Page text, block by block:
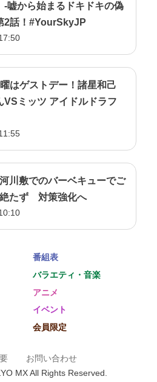
-嘘から始まるドキドキの偽
2話！#YourSkyJP
はゲストデー！諸星和己
VSミッツ アイドルドラフ
川敷でのバーベキューでご
たず 対策強化へ
番組表
バラエティ・音楽
アニメ
イベント
会員限定
お問い合わせ
MX All Rights Reserved.